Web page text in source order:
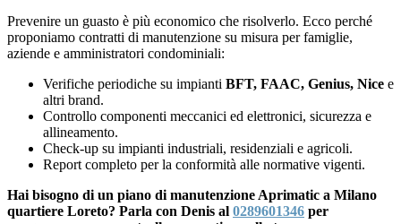
Prevenire un guasto è più economico che risolverlo. Ecco perché
proponiamo contratti di manutenzione su misura per famiglie,
aziende e amministratori condominiali:
Verifiche periodiche su impianti BFT, FAAC, Genius, Nice e
altri brand.
Controllo componenti meccanici ed elettronici, sicurezza e
allineamento.
Check-up su impianti industriali, residenziali e agricoli.
Report completo per la conformità alle normative vigenti.
Hai bisogno di un piano di manutenzione Aprimatic a Milano
quartiere Loreto? Parla con Denis al 0289601346 per